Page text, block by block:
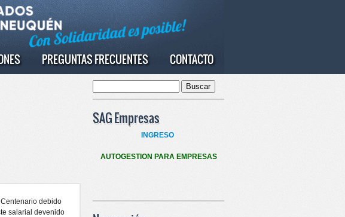
PREGUNTAS FRECUENTES CONTACTO
debido
salarial devenido
Formulario de búsqueda
SAG Empresas
INGRESO
AUTOGESTION PARA EMPRESAS